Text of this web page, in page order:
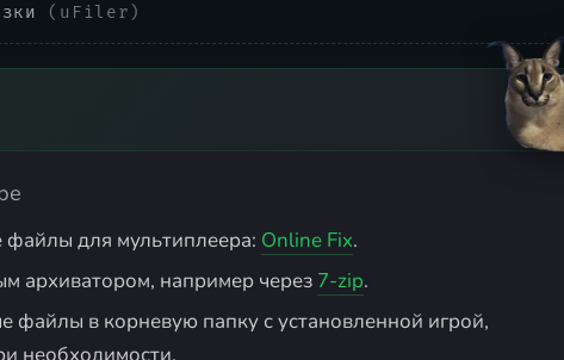
(uFiler)
для мультиплеера: Online Fix.
архиватором, например через 7-zip.
файлы в корневую папку с установленной игрой,